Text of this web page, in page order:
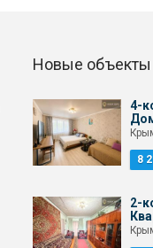
Новые объекты
4-
8
2-